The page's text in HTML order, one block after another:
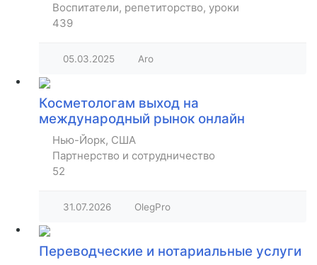
Воспитатели, репетиторство, уроки
439
05.03.2025 Aro
Косметологам выход на
международный рынок онлайн
Нью-Йорк, США
Партнерство и сотрудничество
52
31.07.2026 OlegPro
Переводческие и нотариальные услуги